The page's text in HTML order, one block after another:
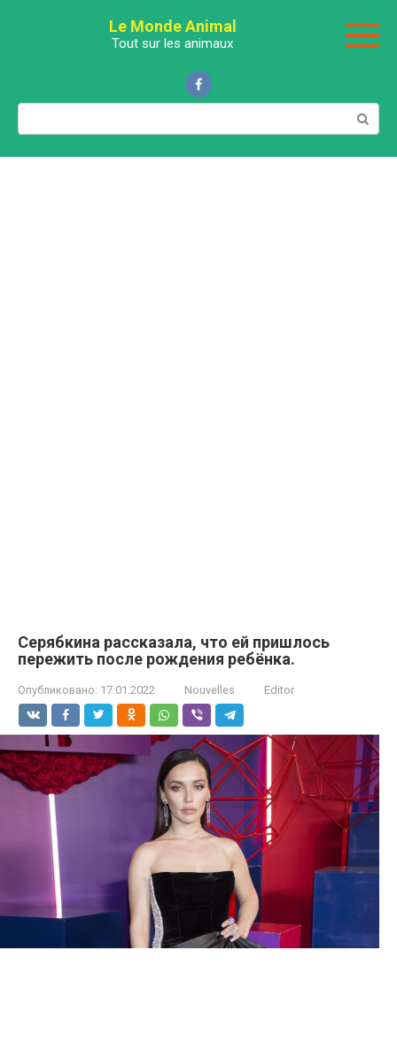
Le Monde Animal
Tout sur les animaux
Поиск:
Серябкина рассказала, что ей пришлось
пережить после рождения ребёнка.
Опубликовано: 17.01.2022 Nouvelles Editor